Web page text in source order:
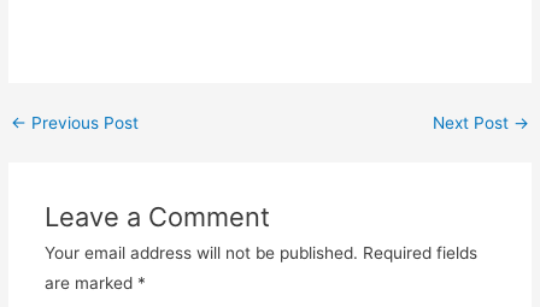
← Previous Post Next Post →
Leave a Comment
Your email address will not be published. Required fields
are marked *